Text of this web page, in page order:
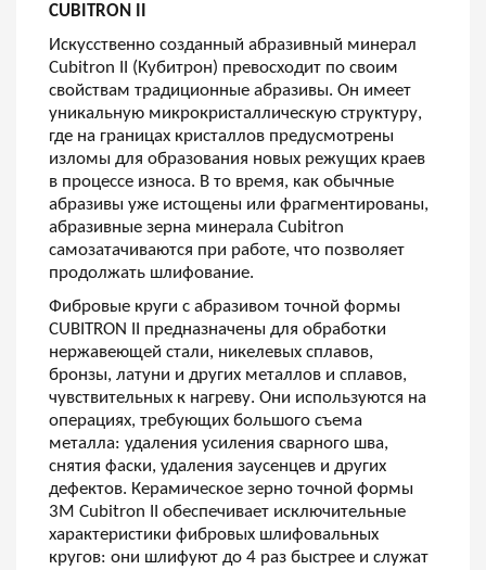
CUBITRON II
Искусственно созданный абразивный минерал
Cubitron II (Кубитрон) превосходит по своим
свойствам традиционные абразивы. Он имеет
уникальную микрокристаллическую структуру,
где на границах кристаллов предусмотрены
изломы для образования новых режущих краев
в процессе износа. В то время, как обычные
абразивы уже истощены или фрагментированы,
абразивные зерна минерала Сubitron
самозатачиваются при работе, что позволяет
продолжать шлифование.
Фибровые круги с абразивом точной формы
CUBITRON II предназначены для обработки
нержавеющей стали, никелевых сплавов,
бронзы, латуни и других металлов и сплавов,
чувствительных к нагреву. Они используются на
операциях, требующих большого съема
металла: удаления усиления сварного шва,
снятия фаски, удаления заусенцев и других
дефектов. Керамическое зерно точной формы
3M Cubitron II обеспечивает исключительные
характеристики фибровых шлифовальных
кругов: они шлифуют до 4 раз быстрее и служат